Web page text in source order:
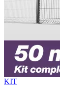
KIT